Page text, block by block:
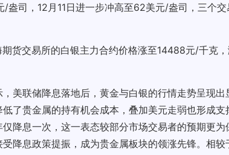
/盎司，12月11日进一步冲高至62美元/盎司，三个
期货交易所的白银主力合约价格涨至14488元/千克
美联储降息落地后，黄金与白银的行情走势呈现
了贵金属的持有机会成本，叠加美元走弱也形
降息一次，这一表态较部分市场交易者的预期更
降息政策提振，成为贵金属板块的领涨先锋。相